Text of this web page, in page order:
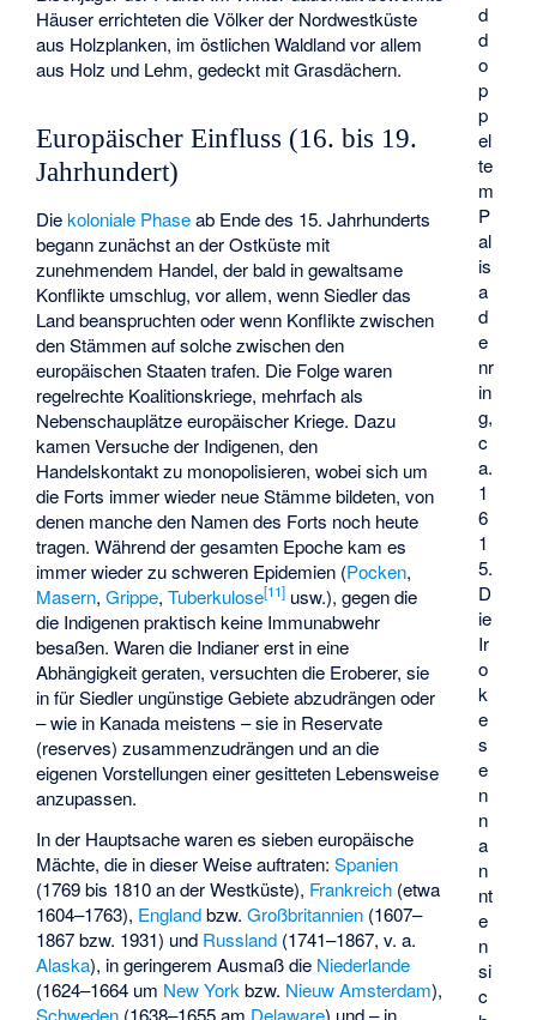
d
d
o
p
p
el
te
m
P
al
is
a
d
e
nr
in
g,
c
a.
1
6
1
5.
D
ie
Ir
o
k
e
s
e
n
n
a
n
nt
e
n
si
c
Häuser errichteten die Völker der Nordwestküste
aus Holzplanken, im östlichen Waldland vor allem
aus Holz und Lehm, gedeckt mit Grasdächern.
Europäischer Einfluss (16. bis 19.
Jahrhundert)
Diekoloniale Phaseab Ende des 15. Jahrhunderts
begann zunächst an der Ostküste mit
zunehmendem Handel, der bald in gewaltsame
Konflikte umschlug, vor allem, wenn Siedler das
Land beanspruchten oder wenn Konflikte zwischen
den Stämmen auf solche zwischen den
europäischen Staaten trafen. Die Folge waren
regelrechte Koalitionskriege, mehrfach als
Nebenschauplätze europäischer Kriege. Dazu
kamen Versuche der Indigenen, den
Handelskontakt zu monopolisieren, wobei sich um
die Forts immer wieder neue Stämme bildeten, von
denen manche den Namen des Forts noch heute
tragen. Während der gesamten Epoche kam es
immer wieder zu schweren Epidemien (Pocken,
Masern,Grippe,Tuberkulose[11] usw.), gegen die
die Indigenen praktisch keine Immunabwehr
besaßen. Waren die Indianer erst in eine
Abhängigkeit geraten, versuchten die Eroberer, sie
in für Siedler ungünstige Gebiete abzudrängen oder
– wie in Kanada meistens – sie in Reservate
(reserves) zusammenzudrängen und an die
eigenen Vorstellungen einer gesitteten Lebensweise
anzupassen.
In der Hauptsache waren es sieben europäische
Mächte, die in dieser Weise auftraten:Spanien
(1769 bis 1810 an der Westküste), Frankreich (etwa
1604–1763), Englandbzw.Großbritannien (1607–
1867 bzw. 1931) und Russland (1741–1867, v. a.
Alaska), in geringerem Ausmaß die Niederlande
(1624–1664 um New Yorkbzw. Nieuw Amsterdam),